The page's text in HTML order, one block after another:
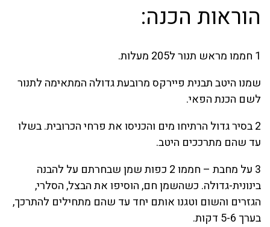
הוראות הכנה:
1 חממו מראש תנור ל205 מעלות.
שמנו היטב תבנית פיירקס מרובעת גדולה המתאימה לתנור
לשם הכנת הפאי.
2 בסיר גדול הרתיחו מים והכניסו את פרחי הכרובית. בשלו
עד שהם מתרככים היטב.
3 על מחבת – חממו 2 כפות שמן שבחרתם על להבנה
בינונית-גדולה. כשהשמן חם, הוסיפו את הבצל, הסלרי,
הגזרים והשום וטגנו אותם יחד עד שהם מתחילים להתרכך,
בערך 5-6 דקות.